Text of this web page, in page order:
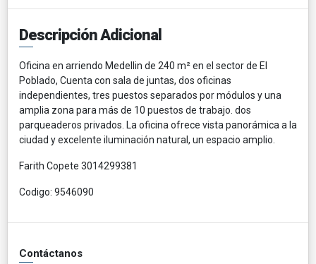
Descripción Adicional
Oficina en arriendo Medellin de 240 m² en el sector de El
Poblado, Cuenta con sala de juntas, dos oficinas
independientes, tres puestos separados por módulos y una
amplia zona para más de 10 puestos de trabajo. dos
parqueaderos privados. La oficina ofrece vista panorámica a la
ciudad y excelente iluminación natural, un espacio amplio.
Farith Copete 3014299381
Codigo: 9546090
Contáctanos